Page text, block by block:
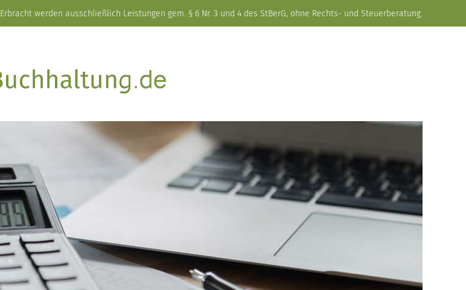
Erbracht werden ausschließlich Leistungen gem. § 6 Nr. 3 und 4 des StBerG, ohne Rechts- und Steuerberatung.